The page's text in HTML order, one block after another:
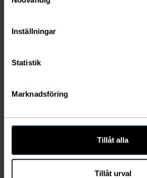
Inställningar
Statistik
Marknadsföring
Tillåt alla
Tillåt urval
Ota yhteyttä myyntiin
Jos et löydä vastauksia yllä oleviin